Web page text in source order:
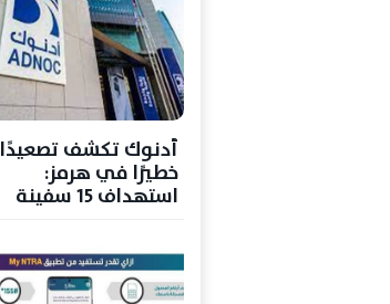
أدنوك تكشف تصعيدًا
خطيرًا في هرمز:
استهداف 15 سفينة